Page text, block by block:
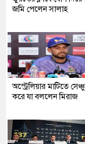
জমি পেলেন সালাহ
অস্ট্রেলিয়ার মাটিতে
করে যা বললেন মিরাজ